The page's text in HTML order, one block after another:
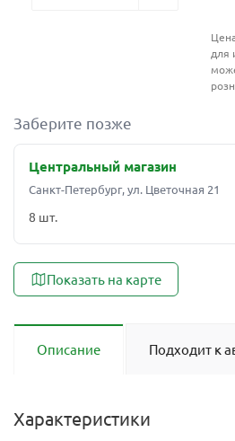
для
Заберите позже
Центральный магазин
Санкт-Петербург, ул. Цветочная 21
8 шт.
Показать на карте
Описание Подходит к
Характеристики